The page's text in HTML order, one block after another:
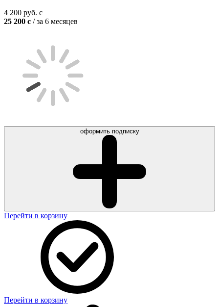
4 200 руб. c
25 200 c / за 6 месяцев
оформить подписку
Перейти в корзину
Перейти в корзину